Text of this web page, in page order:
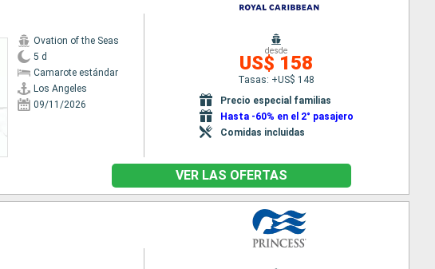
Ovation of the Seas
5 d
Camarote estándar
Los Angeles
09/11/2026
desde
US$ 158
Tasas: +US$ 148
Precio especial familias
Hasta -60% en el 2° pasajero
Comidas incluidas
VER LAS OFERTAS